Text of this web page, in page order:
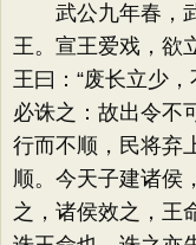
武公九年春，武
王。宣王爱戏，欲
王曰：“废长立少
必诛之：故出令不
行而不顺，民将弃
顺。今天子建诸侯
之，诸侯效之，王